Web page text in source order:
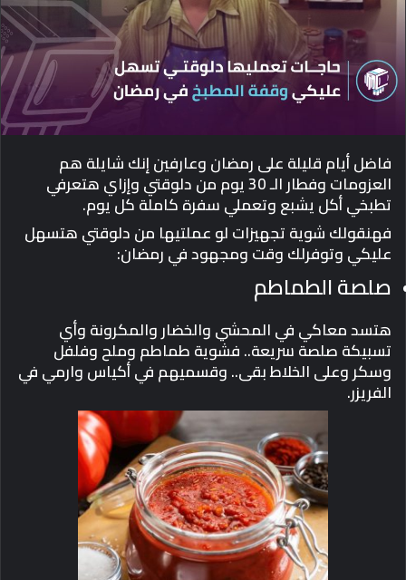
m
a
i
l
فاضل أيام قليلة على رمضان وعارفين إنك شايلة هم
العزومات وفطار الـ 30 يوم من دلوقتي وإزاي هتعرفي
تطبخي أكل يشبع وتعملي سفرة كاملة كل يوم.
فهنقولك شوية تجهيزات لو عملتيها من دلوقتي هتسهل
عليكي وتوفرلك وقت ومجهود في رمضان:
صلصة الطماطم
هتسد معاكي في المحشي والخضار والمكرونة وأي
تسبيكة صلصة سريعة.. فشوية طماطم وملح وفلفل
وسكر وعلى الخلاط بقى.. وقسميهم في أكياس وارمي في
الفريزر.